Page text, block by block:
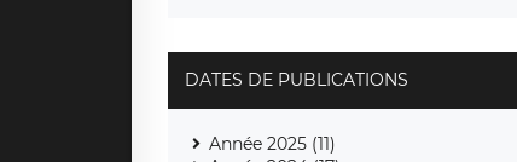
DATES DE PUBLICATIONS
Année 2025 (11)